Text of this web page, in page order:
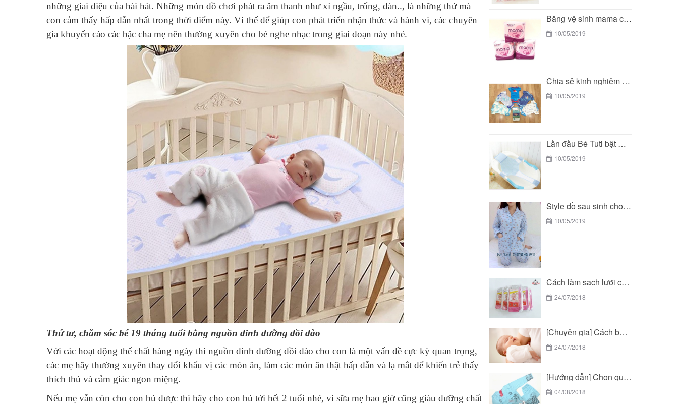
những giai điệu của bài hát. Những món đồ chơi phát ra âm thanh như xí ngầu, trống, đàn.., là những thứ mà
con cảm thấy hấp dẫn nhất trong thời điểm này. Vì thế để giúp con phát triển nhận thức và hành vi, các chuyên
gia khuyến cáo các bậc cha mẹ nên thường xuyên cho bé nghe nhạc trong giai đoạn này nhé.
Thứ tư, chăm sóc bé 19 tháng tuổi bằng nguồn dinh dưỡng dồi dào
Với các hoạt động thể chất hàng ngày thì nguồn dinh dưỡng dồi dào cho con là một vấn đề cực kỳ quan trọng,
các mẹ hãy thường xuyên thay đổi khẩu vị các món ăn, làm các món ăn thật hấp dẫn và lạ mắt để khiến trẻ thấy
thích thú và cảm giác ngon miệng.
Nếu mẹ vẫn còn cho con bú được thì hãy cho con bú tới hết 2 tuổi nhé, vì sữa mẹ bao giờ cũng giàu dưỡng chất
Băng vệ sinh mama có an toàn cho các...
10/05/2019
Chia sẻ kinh nghiệm mua đồ sơ sinh của...
10/05/2019
Lần đầu Bé Tuti bật mí bí mật về...
10/05/2019
Style đồ sau sinh cho mẹ đẹp - tiện...
10/05/2019
Cách làm sạch lưỡi cho trẻ sơ sinh
24/07/2018
[Chuyên gia] Cách bế trẻ sơ sinh chuẩn theo...
24/07/2018
[Hướng dẫn] Chọn quần áo sau sinh cho mẹ...
04/08/2018